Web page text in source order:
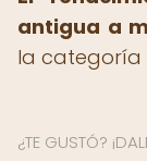
antigua a
la categoría
¿TE GUSTÓ?